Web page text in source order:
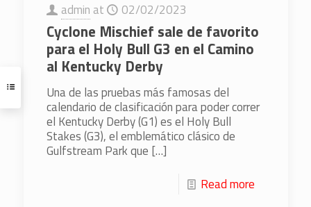
admin at 02/02/2023
Cyclone Mischief sale de favorito
para el Holy Bull G3 en el Camino
al Kentucky Derby
Una de las pruebas más famosas del
calendario de clasificación para poder correr
el Kentucky Derby (G1) es el Holy Bull
Stakes (G3), el emblemático clásico de
Gulfstream Park que […]
Read more